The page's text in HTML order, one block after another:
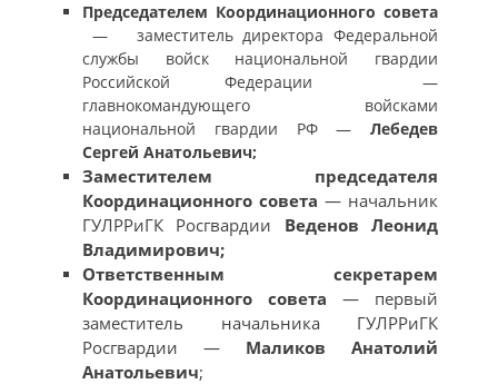
Председателем Координационного совета
— заместитель директора Федеральной
службы войск национальной гвардии
Российской Федерации —
главнокомандующего войсками
национальной гвардии РФ — Лебедев
Сергей Анатольевич;
Заместителем председателя
Координационного совета — начальник
ГУЛРРиГК Росгвардии Веденов Леонид
Владимирович;
Ответственным секретарем
Координационного совета — первый
заместитель начальника ГУЛРРиГК
Росгвардии — Маликов Анатолий
Анатольевич;